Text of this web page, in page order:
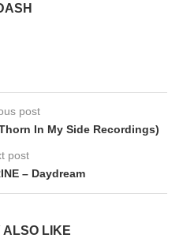
post
In My Side Recordings)
post
– Daydream
ALSO LIKE